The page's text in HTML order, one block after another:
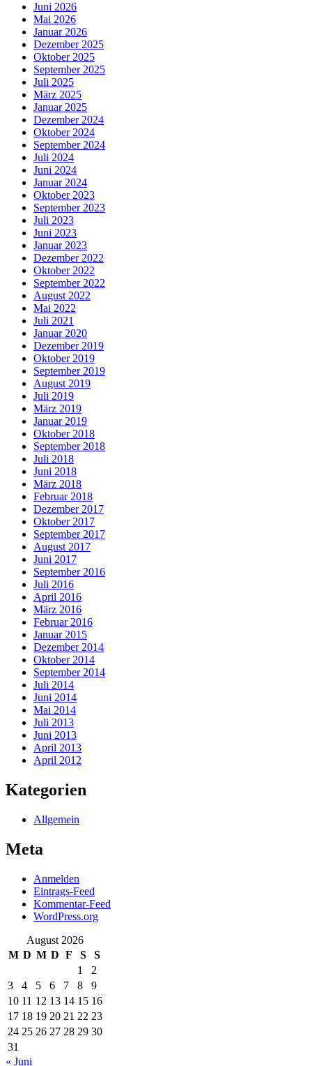
Juni 2026
Mai 2026
Januar 2026
Dezember 2025
Oktober 2025
September 2025
Juli 2025
März 2025
Januar 2025
Dezember 2024
Oktober 2024
September 2024
Juli 2024
Juni 2024
Januar 2024
Oktober 2023
September 2023
Juli 2023
Juni 2023
Januar 2023
Dezember 2022
Oktober 2022
September 2022
August 2022
Mai 2022
Juli 2021
Januar 2020
Dezember 2019
Oktober 2019
September 2019
August 2019
Juli 2019
März 2019
Januar 2019
Oktober 2018
September 2018
Juli 2018
Juni 2018
März 2018
Februar 2018
Dezember 2017
Oktober 2017
September 2017
August 2017
Juni 2017
September 2016
Juli 2016
April 2016
März 2016
Februar 2016
Januar 2015
Dezember 2014
Oktober 2014
September 2014
Juli 2014
Juni 2014
Mai 2014
Juli 2013
Juni 2013
April 2013
April 2012
Kategorien
Allgemein
Meta
Anmelden
Eintrags-Feed
Kommentar-Feed
WordPress.org
August 2026
M D M D F S
S
1
2
3
4 5 6 7 8
9
10 11 12 13 14 15 16
17 18 19 20 21 22 23
24 25 26 27 28 29 30
31
« Juni